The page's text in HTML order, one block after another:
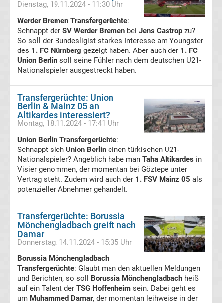
League
Ergebnisse
Europa
Tabelle
Europa
League
Ergebnisse
Conference
League
Erg.
Conference
Dienstag, 19.11.2024 - 11:30 Uhr
Werder Bremen Transfergerüchte:
Schnappt der SV Werder Bremen bei Jens Castrop zu?
So soll der Bundesligist starkes Interesse am Youngster
des 1. FC Nürnberg gezeigt haben. Aber auch der 1. FC
Union Berlin soll seine Fühler nach dem deutschen U21-
Nationalspieler ausgestreckt haben.
Transfergerüchte: Union
Berlin & Mainz 05 an
Altikardes interessiert?
Montag, 18.11.2024 - 17:41 Uhr
Union Berlin Transfergerüchte:
Schnappt sich Union Berlin einen türkischen U21-
Nationalspieler? Angeblich habe man Taha Altikardes in
Visier genommen, der momentan bei Göztepe unter
Vertrag steht. Zudem wird auch der 1. FSV Mainz 05 als
potenzieller Abnehmer gehandelt.
Transfergerüchte: Borussia
Mönchengladbach greift nach
Damar
Donnerstag, 14.11.2024 - 15:35 Uhr
Borussia Mönchengladbach
Transfergerüchte: Glaubt man den aktuellen Meldungen
und Berichten, so soll Borussia Mönchengladbach heiß
auf ein Talent der TSG Hoffenheim sein. Dabei geht es
um Muhammed Damar, der momentan leihweise in der